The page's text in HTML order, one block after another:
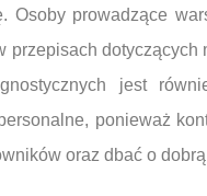
Osoby prowadzące
dotyczących
jest
ponieważ
oraz dbać o